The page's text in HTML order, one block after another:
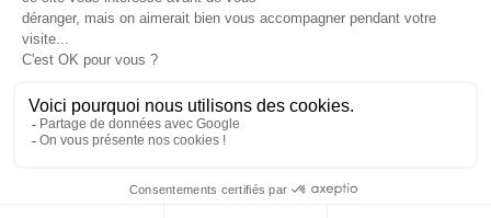
Contact Tourisme
Politique de confidentialité
Mentions légales
Demande de données personnelles
© COMMUNAUTÉ DE COMMUNES DES LISIÈRES DE L’OISE